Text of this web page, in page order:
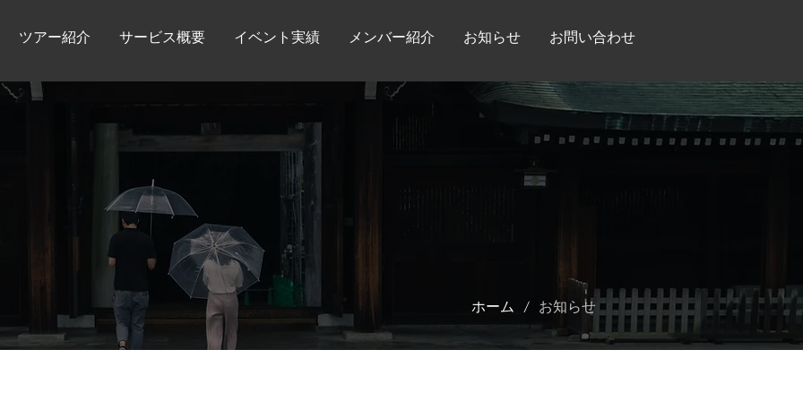
ツアー紹介 サービス概要 イベント実績 メンバー紹介 お知らせ お問い合わせ
ホーム / お知らせ